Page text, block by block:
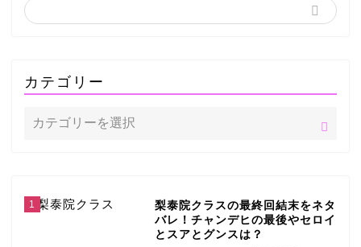
カテゴリー
1
梨泰院クラスの最終回結末をネタ
バレ！チャンデヒの最後やセロイ
とスアとグンスは？